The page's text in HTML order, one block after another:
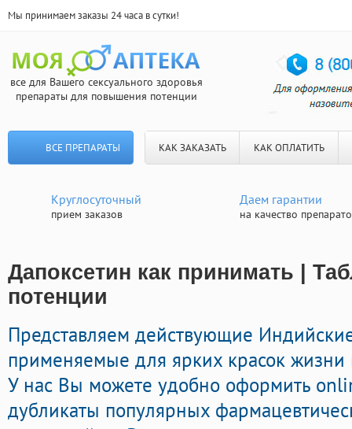
Мы принимаем заказы 24 часа в сутки!
все для Вашего сексуального здоровья
препараты для повышения потенции
ВСЕ ПРЕПАРАТЫ КАК ЗАКАЗАТЬ КАК ОПЛАТИТЬ
Круглосуточный
прием заказов
Даем гарантии
на качество
Дапоксетин как принимать |
потенции
Представляем действующие
применяемые для ярких красок жизни
У нас Вы можете удобно оформить
дубликаты популярных